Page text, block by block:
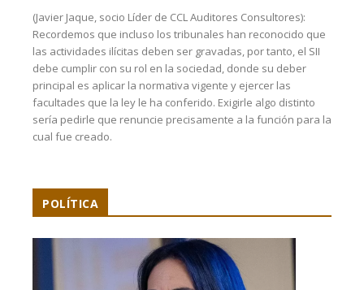
(Javier Jaque, socio Líder de CCL Auditores Consultores):
Recordemos que incluso los tribunales han reconocido que
las actividades ilícitas deben ser gravadas, por tanto, el SII
debe cumplir con su rol en la sociedad, donde su deber
principal es aplicar la normativa vigente y ejercer las
facultades que la ley le ha conferido. Exigirle algo distinto
sería pedirle que renuncie precisamente a la función para la
cual fue creado.
POLÍTICA